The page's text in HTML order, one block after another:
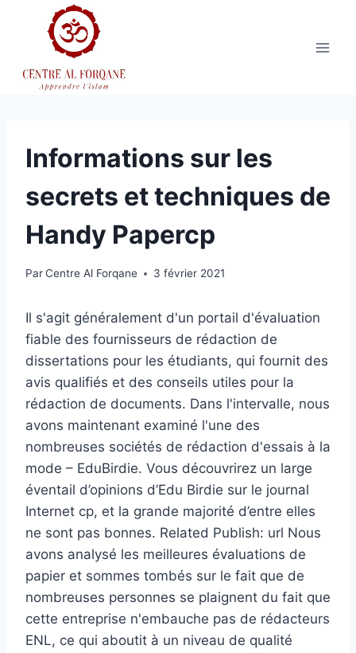
Informations sur les
secrets et techniques de
Handy Papercp
ParCentre Al Forqane 3 février 2021
Il s'agit généralement d'un portail d'évaluation
fiable des fournisseurs de rédaction de
dissertations pour les étudiants, qui fournit des
avis qualifiés et des conseils utiles pour la
rédaction de documents. Dans l'intervalle, nous
avons maintenant examiné l'une des
nombreuses sociétés de rédaction d'essais à la
mode – EduBirdie. Vous découvrirez un large
éventail d’opinions d’Edu Birdie sur le journal
Internet cp, et la grande majorité d’entre elles
ne sont pas bonnes. Related Publish: url Nous
avons analysé les meilleures évaluations de
papier et sommes tombés sur le fait que de
nombreuses personnes se plaignent du fait que
cette entreprise n'embauche pas de rédacteurs
ENL, ce qui aboutit à un niveau de qualité